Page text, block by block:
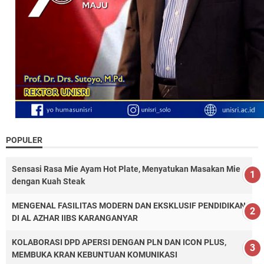
POPULER
Sensasi Rasa Mie Ayam Hot Plate, Menyatukan Masakan Mie
dengan Kuah Steak
MENGENAL FASILITAS MODERN DAN EKSKLUSIF PENDIDIKAN
DI AL AZHAR IIBS KARANGANYAR
KOLABORASI DPD APERSI DENGAN PLN DAN ICON PLUS,
MEMBUKA KRAN KEBUNTUAN KOMUNIKASI